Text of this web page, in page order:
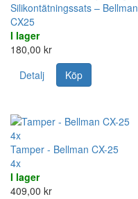
Silikontätningssats – Bellman
CX25
I lager
180,00 kr
Detalj
Köp
4x
Tamper - Bellman CX-25
4x
I lager
409,00 kr